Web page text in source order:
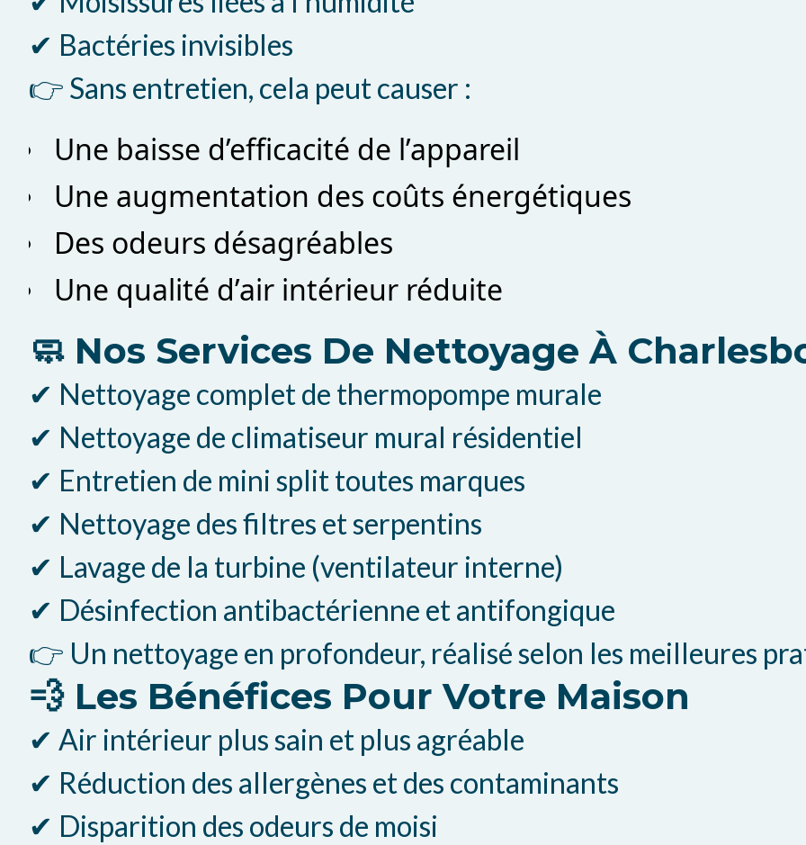
✔ Bactéries invisibles
👉 Sans entretien, cela peut causer :
Une baisse d’efficacité de l’appareil
Une augmentation des coûts énergétiques
Des odeurs désagréables
Une qualité d’air intérieur réduite
🧼 Nos Services De Nettoyage À
✔ Nettoyage complet de thermopompe murale
✔ Nettoyage de climatiseur mural résidentiel
✔ Entretien de mini split toutes marques
✔ Nettoyage des filtres et serpentins
✔ Lavage de la turbine (ventilateur interne)
✔ Désinfection antibactérienne et antifongique
👉 Un nettoyage en profondeur, réalisé selon les meilleures
💨 Les Bénéfices Pour Votre Maison
✔ Air intérieur plus sain et plus agréable
✔ Réduction des allergènes et des contaminants
✔ Disparition des odeurs de moisi